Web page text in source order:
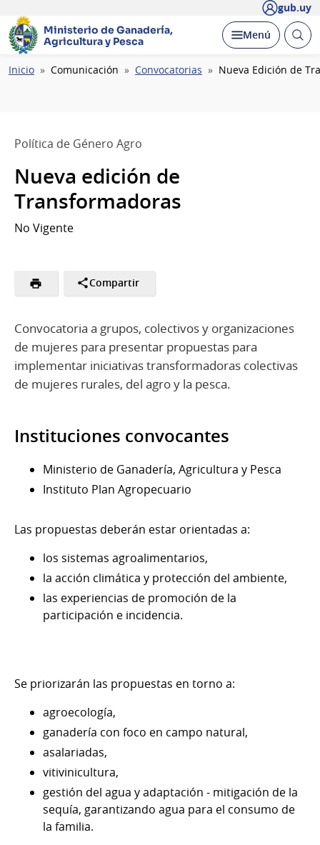
gub.uy
Ministerio de Ganadería,
Agricultura y Pesca
Desplegar
Menú Abrir
Ruta
Inicio Comunicación Convocatorias Nueva Edición de
Política de Género Agro
Nueva edición de
Transformadoras
No Vigente
Compartir
Convocatoria a grupos, colectivos y organizaciones
de mujeres para presentar propuestas para
implementar iniciativas transformadoras colectivas
de mujeres rurales, del agro y la pesca.
Instituciones convocantes
Ministerio de Ganadería, Agricultura y Pesca
Instituto Plan Agropecuario
Las propuestas deberán estar orientadas a:
los sistemas agroalimentarios,
la acción climática y protección del ambiente,
las experiencias de promoción de la
participación e incidencia.
Se priorizarán las propuestas en torno a:
agroecología,
ganadería con foco en campo natural,
asalariadas,
vitivinicultura,
gestión del agua y adaptación - mitigación de la
sequía, garantizando agua para el consumo de
la familia.